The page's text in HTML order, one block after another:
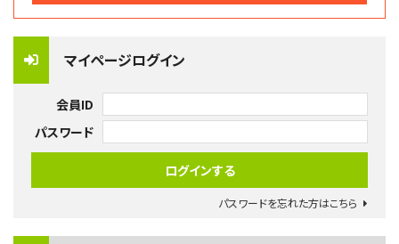
マイページログイン
会員ID
パスワード
パスワードを忘れた方はこちら